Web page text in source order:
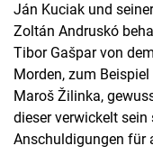
Ján Kuciak und
Zoltán Andruskó
Tibor Gašpar von
Morden, zum
Maroš Žilinka,
dieser verwickelt
Anschuldigungen für